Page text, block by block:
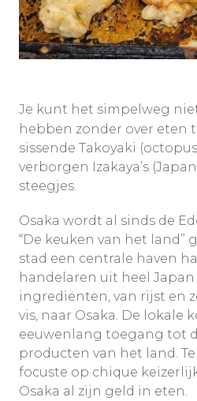
Je kunt het simpelweg
hebben zonder over eten
sissende Takoyaki
verborgen Izakaya’s
steegjes.
Osaka wordt al sinds de
“De keuken van het land”
stad een centrale haven
handelaren uit heel
ingrediënten, van rijst en
vis, naar Osaka. De lokale
eeuwenlang toegang tot
producten van het land.
focuste op chique
Osaka al zijn geld in eten.